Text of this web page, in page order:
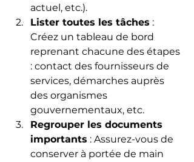
actuel, etc.).
Lister toutes les tâches :
Créez un tableau de bord
reprenant chacune des étapes
: contact des fournisseurs de
services, démarches auprès
des organismes
gouvernementaux, etc.
Regrouper les documents
importants : Assurez-vous de
conserver à portée de main